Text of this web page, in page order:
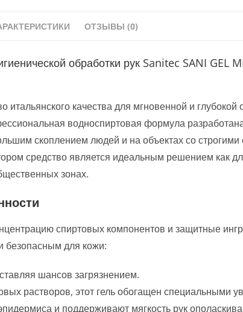
ОТЗЫВЫ (0)
обработки рук Sanitec SANI GEL
итальянского качества для мгновенной и глубокой
водноспиртовая формула
скоплением людей и на объектах со
средство является идеальным решением как
зонах.
спиртовых компонентов и защитные
безопасным для кожи:
шансов загрязнением.
растворов, этот гель обогащен специальными
и поддерживают мягкость рук